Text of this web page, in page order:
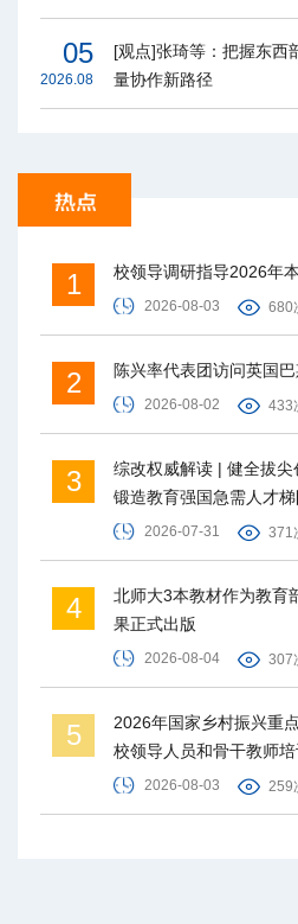
05
2026.08
[观点]张琦等：把握东西
量协作新路径
1 校领导调研指导2026年
2026-08-03 680
2 陈兴率代表团访问英国
2026-08-02 433
3
综改权威解读 | 健全拔尖
锻造教育强国急需人才梯
2026-07-31 371
4
北师大3本教材作为教育
果正式出版
2026-08-04 307
5
2026年国家乡村振兴重
校领导人员和骨干教师
2026-08-03 259